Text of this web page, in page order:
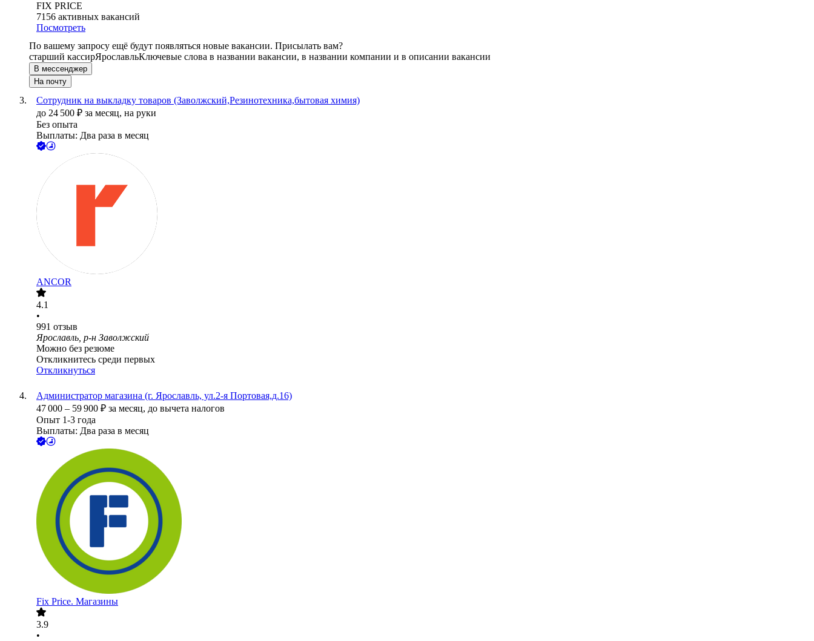
FIX PRICE
7156 активных вакансий
Посмотреть
По вашему запросу ещё будут появляться новые вакансии. Присылать вам?
старший кассирЯрославльКлючевые слова в названии вакансии, в названии компании и в описании вакансии
В мессенджер
На почту
Сотрудник на выкладку товаров (Заволжский,Резинотехника,бытовая химия)
до 24 500 ₽ за месяц, на руки
Без опыта
Выплаты: Два раза в месяц
ANCOR
4.1
•
991 отзыв
Ярославль, р-н Заволжский
Можно без резюме
Откликнитесь среди первых
Откликнуться
Администратор магазина (г. Ярославль, ул.2-я Портовая,д.16)
47 000 – 59 900 ₽ за месяц, до вычета налогов
Опыт 1-3 года
Выплаты: Два раза в месяц
Fix Price. Магазины
3.9
•